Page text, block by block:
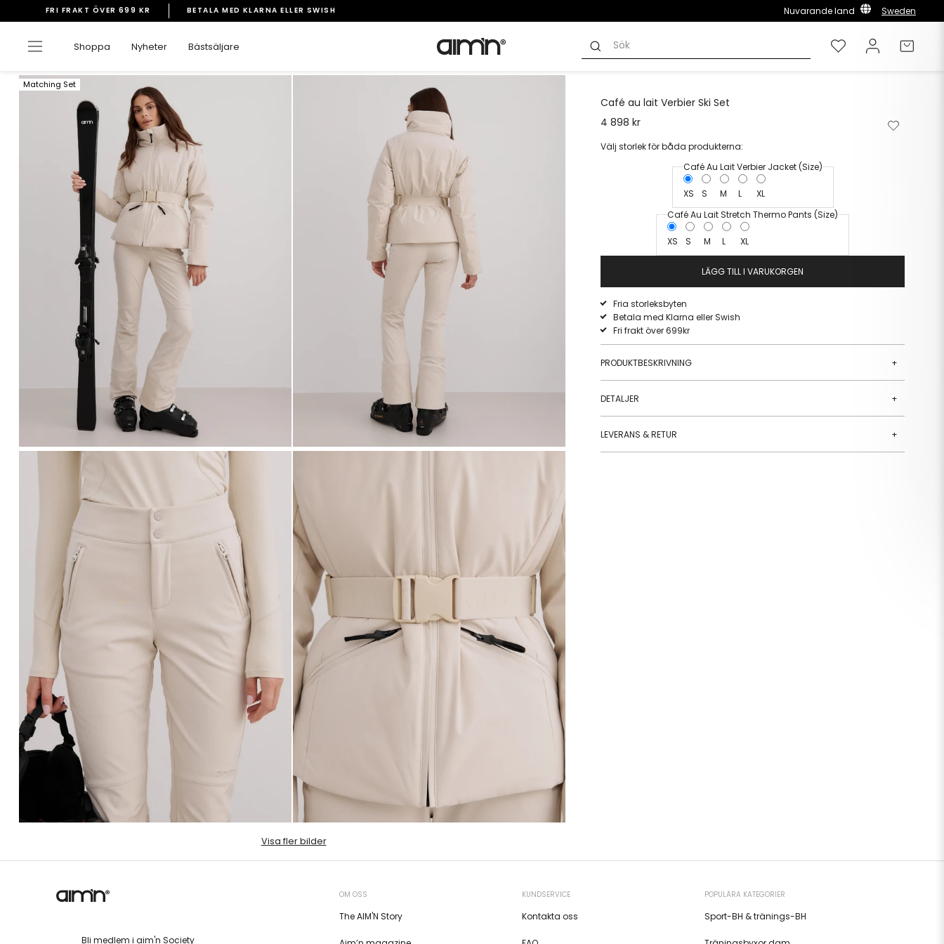
vidare
innehåll
Pausa
bildspelet
FRI FRAKT ÖVER 699 KR BETALA MED KLARNA ELLER SWISH Nuvarande land Sweden
Sidnavigering
Shoppa Nyheter Bästsäljare ÖnskelistaLogga in
Matching Set
Visa fler bilder
Café au lait Verbier Ski Set
4 898 kr
Lägg
Välj storlek för båda produkterna:
Café Au Lait Verbier Jacket (Size)
XS S M L
XL
Café Au Lait Stretch Thermo Pants (Size)
XS S M L XL
LÄGG TILL I VARUKORGEN
Fria storleksbyten
Betala med Klarna eller Swish
Fri frakt över 699kr
PRODUKTBESKRIVNING +
DETALJER +
LEVERANS & RETUR +
Bli medlem i aim'n Society
OM OSS
The AIM'N Story
KUNDSERVICE
Kontakta oss
POPULÄRA KATEGORIER
Sport-BH & tränings-BH